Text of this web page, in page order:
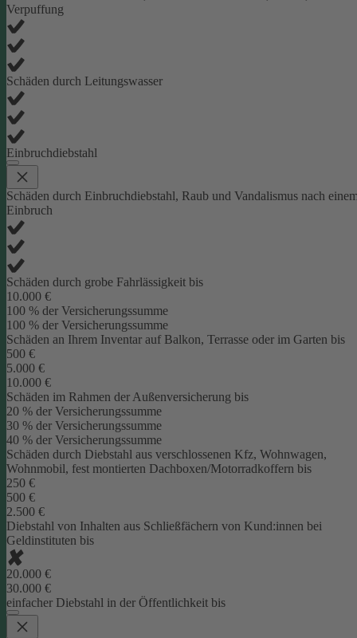
Verpuffung
Schäden durch Leitungswasser
Einbruchdiebstahl
Schäden durch Einbruchdiebstahl, Raub und Vandalismus nach
Einbruch
Schäden durch grobe Fahrlässigkeit bis
10.000 €
100 % der Versicherungssumme
100 % der Versicherungssumme
Schäden an Ihrem Inventar auf Balkon, Terrasse oder im Garten bis
500 €
5.000 €
10.000 €
Schäden im Rahmen der Außenversicherung bis
20 % der Versicherungssumme
30 % der Versicherungssumme
40 % der Versicherungssumme
Schäden durch Diebstahl aus verschlossenen Kfz, Wohnwagen,
Wohnmobil, fest montierten Dachboxen/Motorradkoffern bis
250 €
500 €
2.500 €
Diebstahl von Inhalten aus Schließfächern von Kund:innen bei
Geldinstituten bis
20.000 €
30.000 €
einfacher Diebstahl in der Öffentlichkeit bis